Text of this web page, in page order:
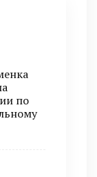
по